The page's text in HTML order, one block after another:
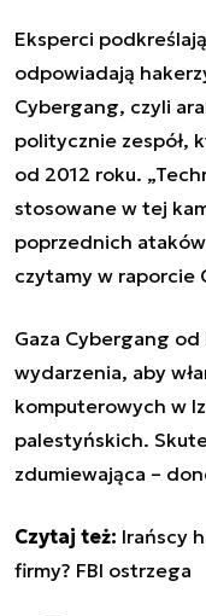
Eksperci
odpowiadają
Cybergang, czyli
politycznie zespół,
od 2012 roku.
stosowane w tej
poprzednich
czytamy w raporcie
Gaza Cybergang
wydarzenia, aby
komputerowych w
palestyńskich.
zdumiewająca –
Czytaj też: Irańscy
firmy? FBI ostrzega